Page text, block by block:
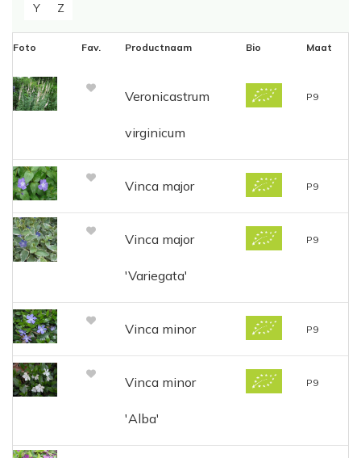
Y
Z
Foto Fav. Productnaam Bio Maat
Veronicastrum
virginicum
P9
Vinca major P9
Vinca major
'Variegata'
P9
Vinca minor P9
Vinca minor
'Alba'
P9